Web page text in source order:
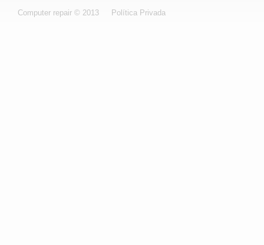
Computer repair © 2013 Política Privada